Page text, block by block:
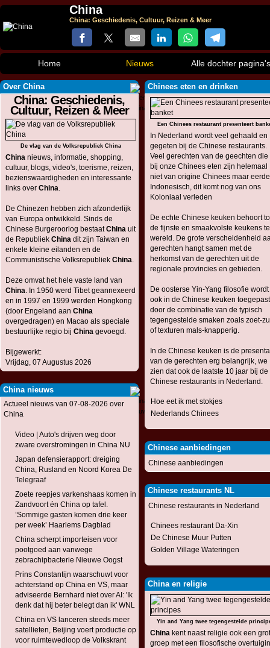
China
China: Geschiedenis, Cultuur, Reizen & Meer
Home Nieuws Alle dochter pagina's
Over China
China: Geschiedenis,
Cultuur, Reizen & Meer
De vlag van de Volksrepubliek China
China nieuws, informatie, shopping,
cultuur, blogs, video's, toerisme, reizen,
bezienswaardigheden en interessante
links over China.
De Chinezen hebben zich afzonderlijk
van Europa ontwikkeld. Sinds de
Chinese Burgeroorlog bestaatChina uit
de Republiek China dit zijn Taiwan en
enkele kleine eilanden en de
Communistische Volksrepubliek China.
Deze omvat het hele vaste land van
China. In 1950 werd Tibet geannexeerd
en in 1997 en 1999 werden Hongkong
(door Engeland aan China
overgedragen) en Macao als speciale
bestuurlijke regio bij China gevoegd.
Bijgewerkt:
Vrijdag, 07 Augustus 2026
China nieuws
Actueel nieuws van 07-08-2026 over
China
Video | Auto's drijven weg door
zware overstromingen in China NU
Japan defensierapport: dreiging
China, Rusland en Noord Korea De
Telegraaf
Zoete reepjes varkenshaas komen in
Zandvoort én China op tafel.
’Sommige gasten komen drie keer
per week’ Haarlems Dagblad
China scherpt importeisen voor
pootgoed aan vanwege
zebrachipbacterie Nieuwe Oogst
Prins Constantijn waarschuwt voor
achterstand op China en VS, maar
adviseerde Bernhard niet over AI: 'Ik
denk dat hij beter belegt dan ik' WNL
China en VS lanceren steeds meer
satellieten, Beijing voert productie op
voor ruimtewedloop de Volkskrant
Chinees eten en drinken
Een Chinees restaurant presenteert
In Nederland wordt veel gehaald en
gegeten bij de Chinese restaurants.
Veel gerechten van de geechten die
bij onze Chinees eten zijn helemaal
niet van origine Chinees maar
Indonesisch, dit komt nog van ons
Koloniaal verleden
De echte Chinese keuken behoort
de fijnste en smaakvolste keukens
wereld. De grote verscheidenheid
gerechten hangt samen met de
herkomst van de gerechten uit de
regionale provincies en gebieden.
De oosterse Yin-Yang filosofie wordt
ook in de Chinese keuken toegepast
door de combinatie van de typisch
tegengestelde smaken zoals zoet-
of texturen mals-knapperig.
In de Chinese keuken is de
van de gerechten erg belangrijk, we
zien dat ook de laatste 10 jaar bij de
Chinese restaurants in Nederland.
Hoe eet ik met stokjes
Nederlands Chinees
Chinese aanbiedingen
Chinese aanbiedingen
Chinese restaurants NL
Chinese restaurants in Nederland
Chinees restaurant Da-Xin
De Chinese Muur Putten
Golden Village Wateringen
China en religie
Yin and Yang twee tegengestelde
Chinakent naast religie ook een
groep met een filosofische